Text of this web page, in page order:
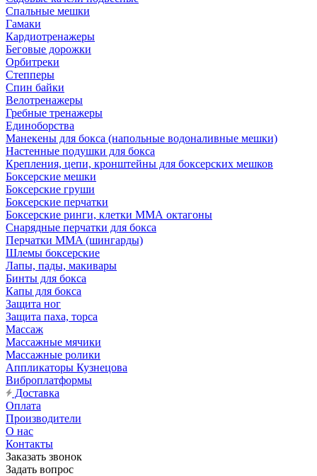
Спальные мешки
Гамаки
Кардиотренажеры
Беговые дорожки
Орбитреки
Степперы
Спин байки
Велотренажеры
Гребные тренажеры
Единоборства
Манекены для бокса (напольные водоналивные мешки)
Настенные подушки для бокса
Крепления, цепи, кронштейны для боксерских мешков
Боксерские мешки
Боксерские груши
Боксерские перчатки
Боксерские ринги, клетки ММА октагоны
Снарядные перчатки для бокса
Перчатки MMA (шингарды)
Шлемы боксерские
Лапы, пады, макивары
Бинты для бокса
Капы для бокса
Защита ног
Защита паха, торса
Массаж
Массажные мячики
Массажные ролики
Аппликаторы Кузнецова
Виброплатформы
Доставка
Оплата
Производители
О нас
Контакты
Заказать звонок
Задать вопрос